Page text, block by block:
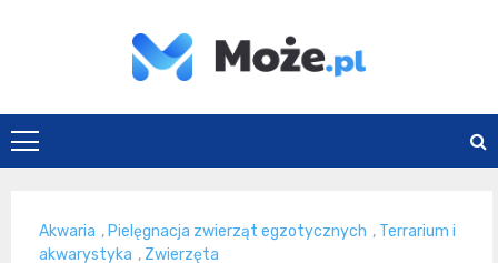
Może.pl
Akwaria , Pielęgnacja zwierząt egzotycznych , Terrarium i
akwarystyka , Zwierzęta